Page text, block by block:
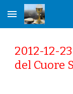
Skip to main
2012-12-
del Cuore